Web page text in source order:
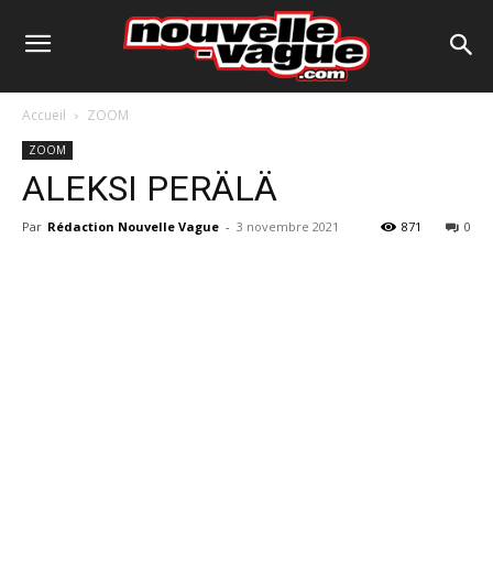
Accueil ZOOM
ZOOM
ALEKSI PERÄLÄ
Par Rédaction Nouvelle Vague - 3 novembre 2021 0
871